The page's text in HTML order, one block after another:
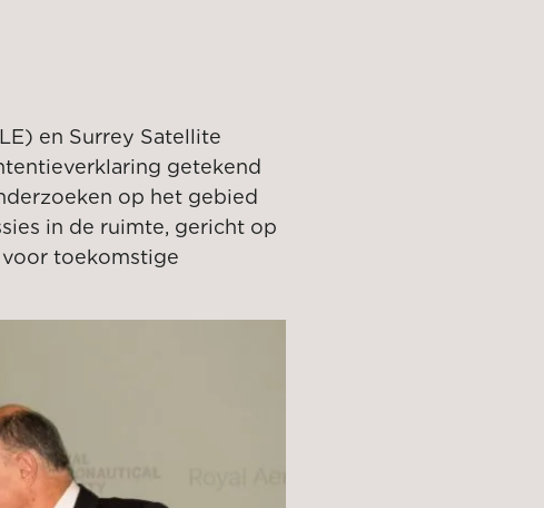
en Surrey Satellite
getekend
op het gebied
in de ruimte, gericht op
toekomstige